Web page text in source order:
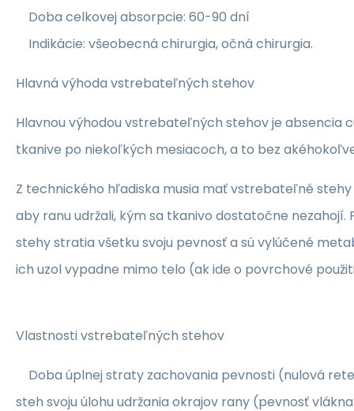
Doba celkovej absorpcie: 60-90 dní
Indikácie: všeobecná chirurgia, očná chirurgia.
Hlavná výhoda vstrebateľných stehov
Hlavnou výhodou vstrebateľných stehov je absencia
tkanive po niekoľkých mesiacoch, a to bez
Z technického hľadiska musia mať vstrebateľné
aby ranu udržali, kým sa tkanivo dostatočne
stehy stratia všetku svoju pevnosť a sú vylúčené
ich uzol vypadne mimo telo (ak ide o povrchové
Vlastnosti vstrebateľných stehov
Doba úplnej straty zachovania pevnosti (nulová
steh svoju úlohu udržania okrajov rany (pevnosť